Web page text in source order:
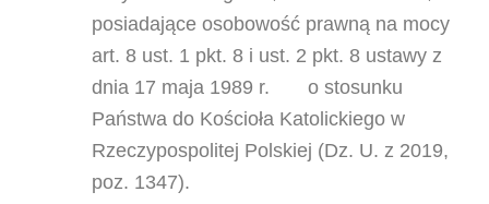
posiadające osobowość prawną na mocy
art. 8 ust. 1 pkt. 8 i ust. 2 pkt. 8 ustawy z
dnia 17 maja 1989 r. o stosunku
Państwa do Kościoła Katolickiego w
Rzeczypospolitej Polskiej (Dz. U. z 2019,
poz. 1347).